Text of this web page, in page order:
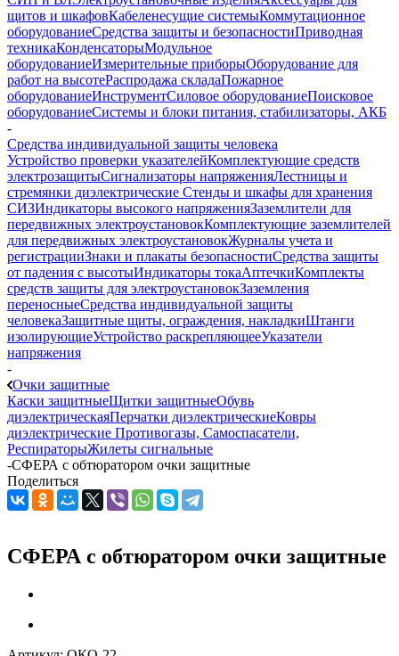
щитов и шкафовКабеленесущие системыКоммутационное
оборудованиеСредства защиты и безопасностиПриводная
техникаКонденсаторыМодульное
оборудованиеИзмерительные приборыОборудование для
работ на высотеРаспродажа складаПожарное
оборудованиеИнструментСиловое оборудованиеПоисковое
оборудованиеСистемы и блоки питания, стабилизаторы, АКБ
-
Средства индивидуальной защиты человека
Устройство проверки указателейКомплектующие средств
электрозащитыСигнализаторы напряженияЛестницы и
стремянки диэлектрические Стенды и шкафы для хранения
СИЗИндикаторы высокого напряженияЗаземлители для
передвижных электроустановокКомплектующие заземлителей
для передвижных электроустановокЖурналы учета и
регистрацииЗнаки и плакаты безопасностиСредства защиты
от падения с высотыИндикаторы токаАптечкиКомплекты
средств защиты для электроустановокЗаземления
переносныеСредства индивидуальной защиты
человекаЗащитные щиты, ограждения, накладкиШтанги
изолирующиеУстройство раскрепляющееУказатели
напряжения
-
Очки защитные
Каски защитныеЩитки защитныеОбувь
диэлектрическаяПерчатки диэлектрическиеКовры
диэлектрические Противогазы, Самоспасатели,
РеспираторыЖилеты сигнальные
-СФЕРА с обтюратором очки защитные
Поделиться
СФЕРА с обтюратором очки защитные